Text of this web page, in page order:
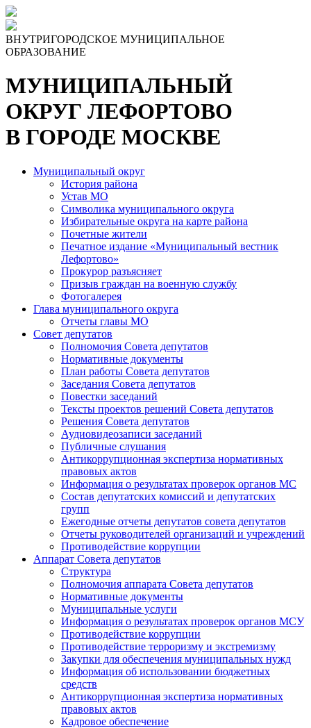
Skip
to
the
content
ВНУТРИГОРОДСКОЕ МУНИЦИПАЛЬНОЕ
ОБРАЗОВАНИЕ
МУНИЦИПАЛЬНЫЙ
ОКРУГ ЛЕФОРТОВО
В ГОРОДЕ МОСКВЕ
Муниципальный округ
История района
Устав МО
Символика муниципального округа
Избирательные округа на карте района
Почетные жители
Печатное издание «Муниципальный вестник
Лефортово»
Прокурор разъясняет
Призыв граждан на военную службу
Фотогалерея
Глава муниципального округа
Отчеты главы МО
Совет депутатов
Полномочия Совета депутатов
Нормативные документы
План работы Совета депутатов
Заседания Cовета депутатов
Повестки заседаний
Тексты проектов решений Совета депутатов
Решения Совета депутатов
Аудиовидеозаписи заседаний
Публичные слушания
Антикоррупционная экспертиза нормативных
правовых актов
Информация о результатах проверок органов МС
Состав депутатских комиссий и депутатских
групп
Ежегодные отчеты депутатов совета депутатов
Отчеты руководителей организаций и учреждений
Противодействие коррупции
Аппарат Совета депутатов
Структура
Полномочия аппарата Совета депутатов
Нормативные документы
Муниципальные услуги
Информация о результатах проверок органов МСУ
Противодействие коррупции
Противодействие терроризму и экстремизму
Закупки для обеспечения муниципальных нужд
Информация об использовании бюджетных
средств
Антикоррупционная экспертиза нормативных
правовых актов
Кадровое обеспечение